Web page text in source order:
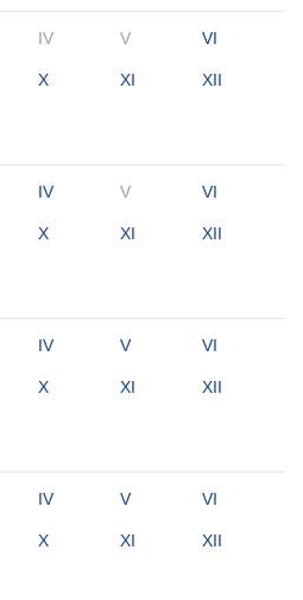
IV V VI
X XI XII
IV V VI
X XI XII
IV V VI
X XI XII
IV V VI
X XI XII